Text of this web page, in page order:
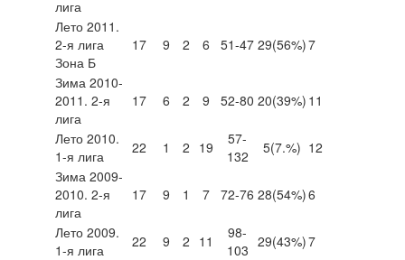
лига
Лето 2011.
2-я лига
Зона Б
17 9 2 6 51-47 29(56%)7
Зима 2010-
2011. 2-я
лига
17 6 2 9 52-80 20(39%) 11
Лето 2010.
1-я лига
22 1 2 19
57-
132
5(7.%) 12
Зима 2009-
2010. 2-я
лига
17 9 1 7 72-76 28(54%)6
Лето 2009.
1-я лига
22 9 2 11
98-
103 29(43%)7